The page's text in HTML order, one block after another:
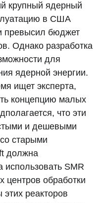
крупный ядерный
в США
превысил бюджет
Однако разработка
для
ядерной энергии.
ищет эксперта,
концепцию малых
что эти
и дешевыми
старыми
должна
использовать SMR
центров обработки
реакторов